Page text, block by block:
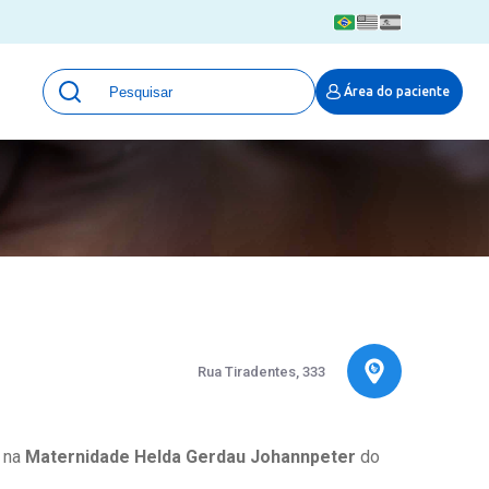
Área do paciente
Unidades
Qualidade e Segurança em saúde
Pesquisa Hospital Moinhos de Vento
Pronto Atendimento Digital
Rua Tiradentes, 333
Maternidade Helda Gerdau Johannpeter do